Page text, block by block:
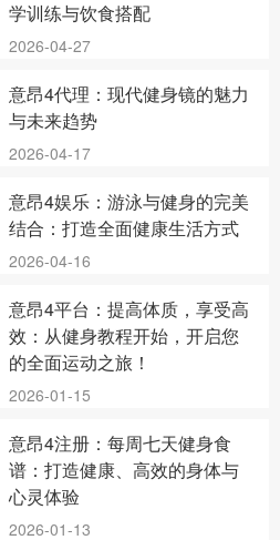
学训练与饮食搭配
2026-04-27
意昂4代理：现代健身镜的魅力
与未来趋势
2026-04-17
意昂4娱乐：游泳与健身的完美
结合：打造全面健康生活方式
2026-04-16
意昂4平台：提高体质，享受高
效：从健身教程开始，开启您
的全面运动之旅！
2026-01-15
意昂4注册：每周七天健身食
谱：打造健康、高效的身体与
心灵体验
2026-01-13